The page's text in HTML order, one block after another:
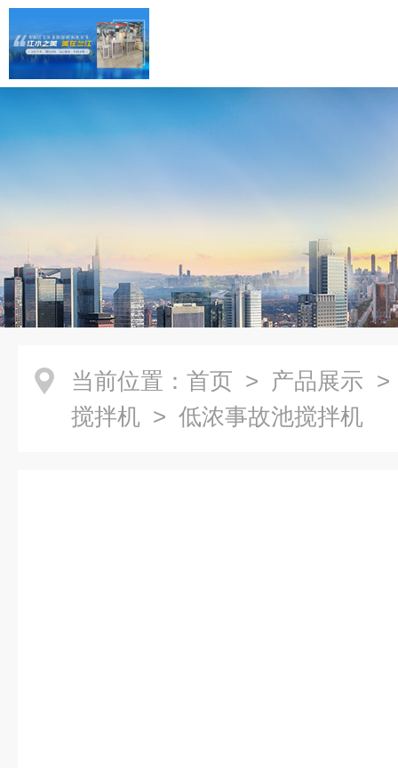
当前位置： 首页 > 产品展示
搅拌机 > 低浓事故池搅拌机